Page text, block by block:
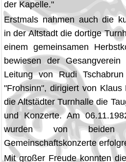
der Kapelle."
Erstmals nahmen auch die
in der Altstadt die dortige
einem gemeinsamen
bewiesen der
Leitung von Rudi
"Frohsinn", dirigiert von
die Altstädter Turnhalle die
und Konzerte. Am
wurden von beiden
Gemeinschaftskonzerte
Mit großer Freude konnten